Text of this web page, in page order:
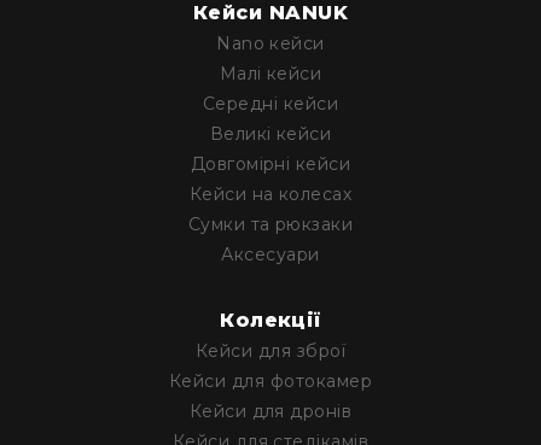
Кейси NANUK
Nano кейси
Малі кейси
Середні кейси
Великі кейси
Довгомірні кейси
Кейси на колесах
Сумки та рюкзаки
Аксесуари
Колекції
Кейси для зброї
Кейси для фотокамер
Кейси для дронів